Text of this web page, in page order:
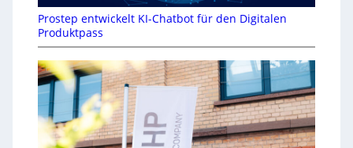
Prostep entwickelt KI-Chatbot für den Digitalen
Produktpass